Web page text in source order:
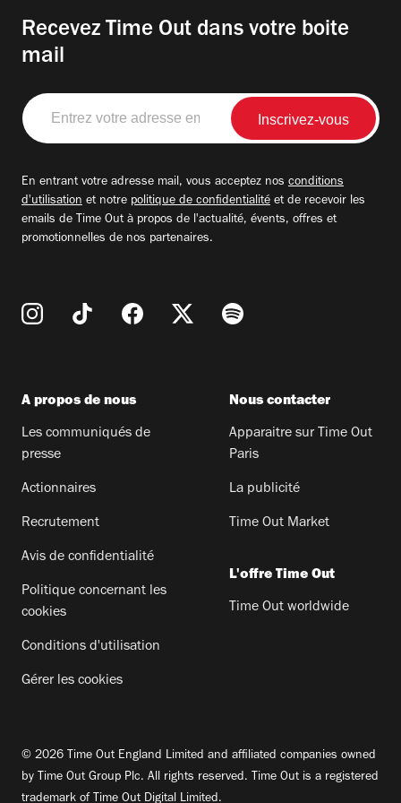
Recevez Time Out dans votre boite
mail
Entrez
votre
adresse
En entrant votre adresse mail, vous acceptez nos conditions
d'utilisation et notre politique de confidentialité et de recevoir les
emails de Time Out à propos de l'actualité, évents, offres et
promotionnelles de nos partenaires.
A propos de nous
Les communiqués de
presse
Actionnaires
Recrutement
Avis de confidentialité
Politique concernant les
cookies
Conditions d'utilisation
Gérer les cookies
Nous contacter
Apparaitre sur Time Out
Paris
La publicité
Time Out Market
L'offre Time Out
Time Out worldwide
© 2026 Time Out England Limited and affiliated companies owned
by Time Out Group Plc. All rights reserved. Time Out is a registered
trademark of Time Out Digital Limited.